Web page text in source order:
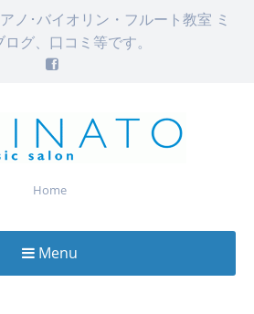
ノ･バイオリン・フルート教室 ミ
グ、口コミ等です。
Home
Menu